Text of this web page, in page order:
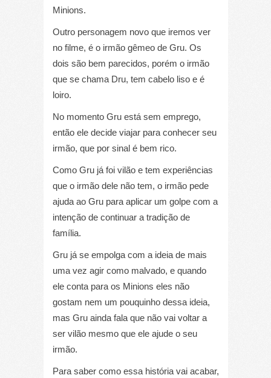
Minions.
Outro personagem novo que iremos ver
no filme, é o irmão gêmeo de Gru. Os
dois são bem parecidos, porém o irmão
que se chama Dru, tem cabelo liso e é
loiro.
No momento Gru está sem emprego,
então ele decide viajar para conhecer seu
irmão, que por sinal é bem rico.
Como Gru já foi vilão e tem experiências
que o irmão dele não tem, o irmão pede
ajuda ao Gru para aplicar um golpe com a
intenção de continuar a tradição de
família.
Gru já se empolga com a ideia de mais
uma vez agir como malvado, e quando
ele conta para os Minions eles não
gostam nem um pouquinho dessa ideia,
mas Gru ainda fala que não vai voltar a
ser vilão mesmo que ele ajude o seu
irmão.
Para saber como essa história vai acabar,